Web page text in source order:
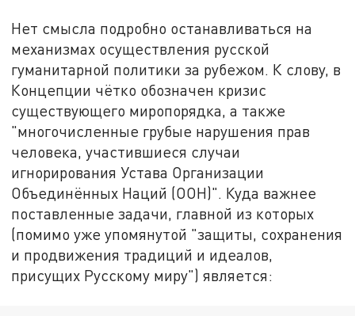
Нет смысла подробно останавливаться на
механизмах осуществления русской
гуманитарной политики за рубежом. К слову, в
Концепции чётко обозначен кризис
существующего миропорядка, а также
"многочисленные грубые нарушения прав
человека, участившиеся случаи
игнорирования Устава Организации
Объединённых Наций (ООН)". Куда важнее
поставленные задачи, главной из которых
(помимо уже упомянутой "защиты, сохранения
и продвижения традиций и идеалов,
присущих Русскому миру") является: